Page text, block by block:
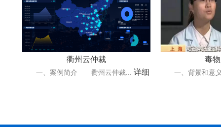
衢州云仲裁
一、案例简介 衢州云仲裁... 详细
毒
一、背景和意